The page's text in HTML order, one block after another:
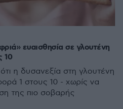
ευαισθησία σε γλουτένη
10
η δυσανεξία στη γλουτένη
1 στους 10 - χωρίς να
της πιο σοβαρής